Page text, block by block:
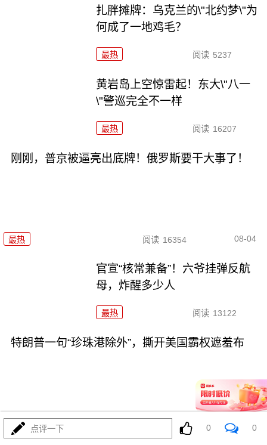
扎胖摊牌：乌克兰的\"北约梦\"为
何成了一地鸡毛？
最热 阅读 5237
黄岩岛上空惊雷起！东大\"八一
\"警巡完全不一样
最热 阅读 16207
刚刚，普京被逼亮出底牌！俄罗斯要干大事了！
最热 阅读 16354 08-04
官宣“核常兼备”！六爷挂弹反航
母，炸醒多少人
最热 阅读 13122
特朗普一句“珍珠港除外”，撕开美国霸权遮羞布
最热 12078 08-04
点评一下 0 0